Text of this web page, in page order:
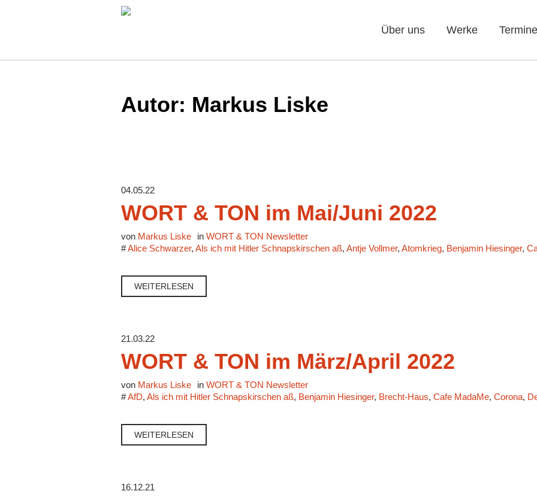
Über uns Werke Termine
Autor: Markus Liske
04.05.22
WORT & TON im Mai/Juni 2022
von Markus Liske in WORT & TON Newsletter
#Alice Schwarzer, Als ich mit Hitler Schnapskirschen aß, Antje Vollmer, Atomkrieg, Benjamin Hiesinger,
WEITERLESEN
21.03.22
WORT & TON im März/April 2022
von Markus Liske in WORT & TON Newsletter
#AfD, Als ich mit Hitler Schnapskirschen aß, Benjamin Hiesinger, Brecht-Haus, Cafe MadaMe, Corona,
WEITERLESEN
16.12.21